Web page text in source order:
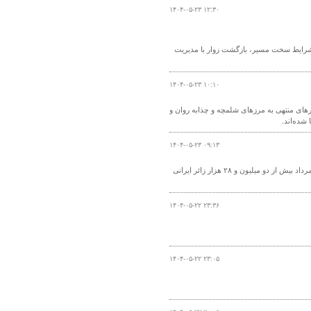
۱۴۰۴-۰۵-۲۳ ۱۲:۳۰
شرایط سخت مسیر، بازگشت زوار با مدیریت
۱۴۰۴-۰۵-۲۳ ۱۰:۱۰
منتهی به مرزهای شلمچه و چذابه روان و
۱۴۰۴-۰۵-۲۳ ۰۹:۱۳
مدیرکل راهداری و حمل‌ونقل جاده‌ای خوزستان گفت: در بازه زمانی چهارم تا بیست‌ودوم مرداد بیش از دو میلیون و ۲۸ هزار زائر ایرانی
۱۴۰۴-۰۵-۲۲ ۲۳:۳۶
۱۴۰۴-۰۵-۲۲ ۲۳:۰۵